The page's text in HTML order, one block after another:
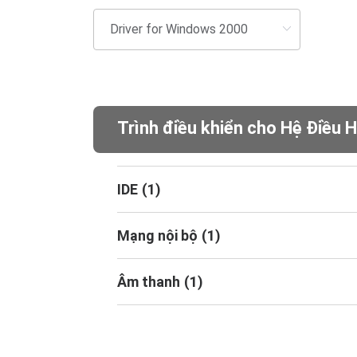
Trình điều khiển cho Hệ Điều
IDE (1)
Mạng nội bộ (1)
Âm thanh (1)